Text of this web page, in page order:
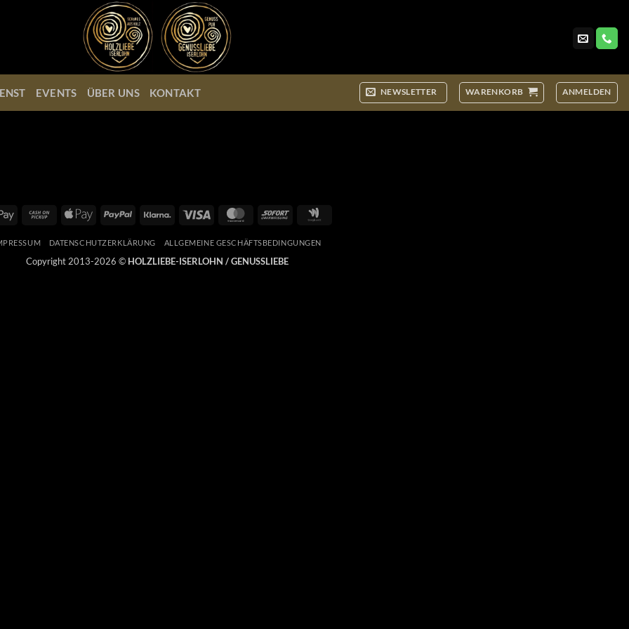
EVENTS ÜBER UNS KONTAKT NEWSLETTER WARENKORB ANMELDEN
Google
Cash
Pickup
Apple
PayPal Klarna Visa MasterCardSofort
DATENSCHUTZERKLÄRUNG ALLGEMEINE GESCHÄFTSBEDINGUNGEN
Copyright 2013-2026 © HOLZLIEBE-ISERLOHN / GENUSSLIEBE